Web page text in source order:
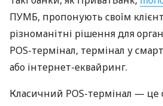
ПУМБ, пропонують своїм
різноманітні рішення для
POS-термінал, термінал у
або інтернет-еквайринг.
Класичний POS-термінал —